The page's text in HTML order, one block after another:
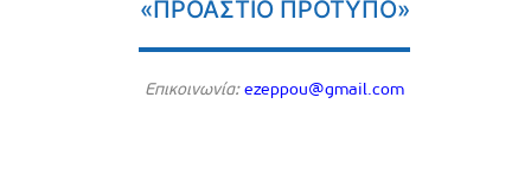
«ΠΡΟΑΣΤΙΟ ΠΡΟΤΥΠΟ»
Eπικοινωνία: ezeppou@gmail.com